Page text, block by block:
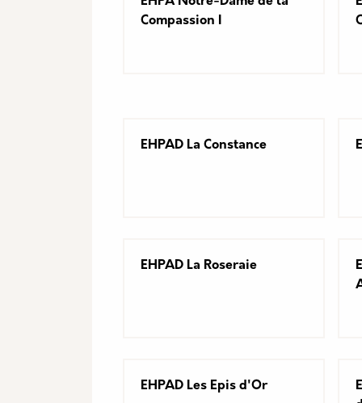
Compassion I
EHPAD La Constance
EHPAD La Roseraie
EHPAD Les Epis d'Or